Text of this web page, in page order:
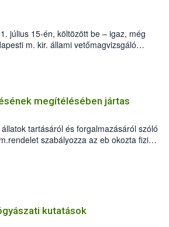
július 15-én, költözött be – igaz, még
m. kir. állami vetőmagvizsgáló
15. szám alatti, Czigler Győző által
megítélésében jártas
tartásáról és forgalmazásáról szóló
szabályozza az eb okozta fizikai
keletkezésekor felmerülő
a veszélyes eb tartását és annak
kutatások